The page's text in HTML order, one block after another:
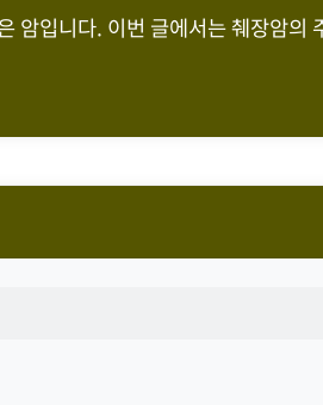
암입니다. 이번 글에서는 췌장암의